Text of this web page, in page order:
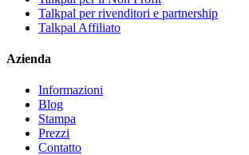
Talkpal per rivenditori e partnership
Talkpal Affiliato
Azienda
Informazioni
Blog
Stampa
Prezzi
Contatto